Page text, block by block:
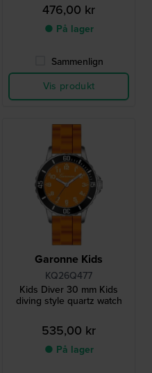
476,00 kr
● På lager
Sammenlign
Vis produkt
Garonne Kids
KQ26Q477
Kids Diver 30 mm Kids
diving style quartz watch
535,00 kr
● På lager